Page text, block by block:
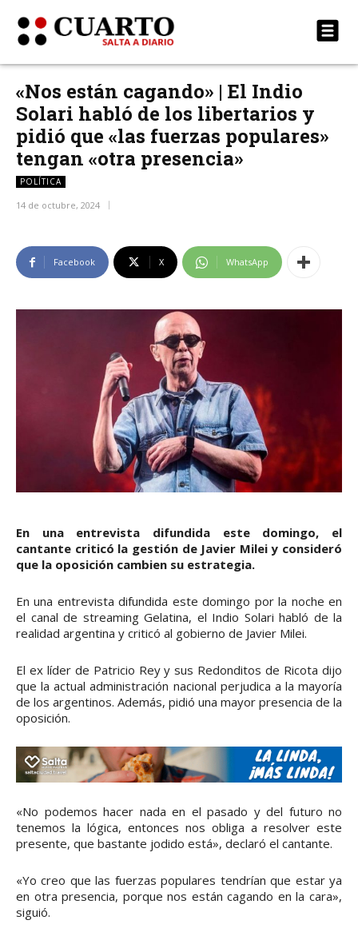
«Nos están cagando» | El Indio
Solari habló de los libertarios y
pidió que «las fuerzas populares»
tengan «otra presencia»
POLÍTICA
14 de octubre, 2024
Facebook X WhatsApp
En una entrevista difundida este domingo, el
cantante criticó la gestión de Javier Milei y consideró
que la oposición cambien su estrategia.
En una entrevista difundida este domingo por la noche en
el canal de streaming Gelatina, el Indio Solari habló de la
realidad argentina y criticó al gobierno de Javier Milei.
El ex líder de Patricio Rey y sus Redonditos de Ricota dijo
que la actual administración nacional perjudica a la mayoría
de los argentinos. Además, pidió una mayor presencia de la
oposición.
«No podemos hacer nada en el pasado y del futuro no
tenemos la lógica, entonces nos obliga a resolver este
presente, que bastante jodido está», declaró el cantante.
«Yo creo que las fuerzas populares tendrían que estar ya
en otra presencia, porque nos están cagando en la cara»,
siguió.